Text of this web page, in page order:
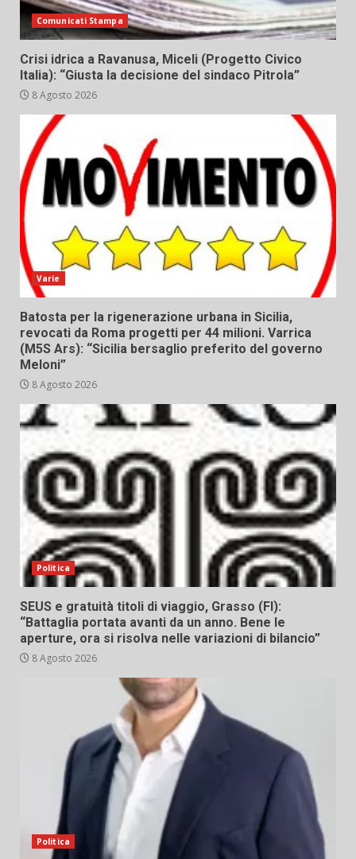
Comunicati Stampa
Crisi idrica a Ravanusa, Miceli (Progetto Civico
Italia): “Giusta la decisione del sindaco Pitrola”
8 Agosto 2026
Varie
Batosta per la rigenerazione urbana in Sicilia,
revocati da Roma progetti per 44 milioni. Varrica
(M5S Ars): “Sicilia bersaglio preferito del governo
Meloni”
8 Agosto 2026
Politica
SEUS e gratuità titoli di viaggio, Grasso (FI):
“Battaglia portata avanti da un anno. Bene le
aperture, ora si risolva nelle variazioni di bilancio”
8 Agosto 2026
Politica